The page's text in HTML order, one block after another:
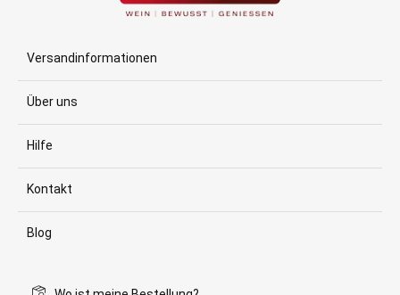
Versandinformationen
Über uns
Hilfe
Kontakt
Blog